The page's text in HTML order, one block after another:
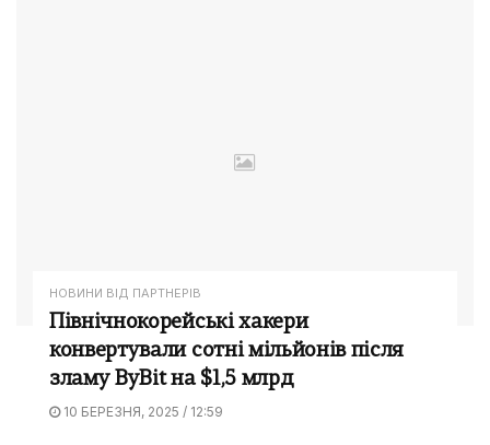
НОВИНИ ВІД ПАРТНЕРІВ
Північнокорейські хакери
конвертували сотні мільйонів після
зламу ByBit на $1,5 млрд
10 БЕРЕЗНЯ, 2025 / 12:59